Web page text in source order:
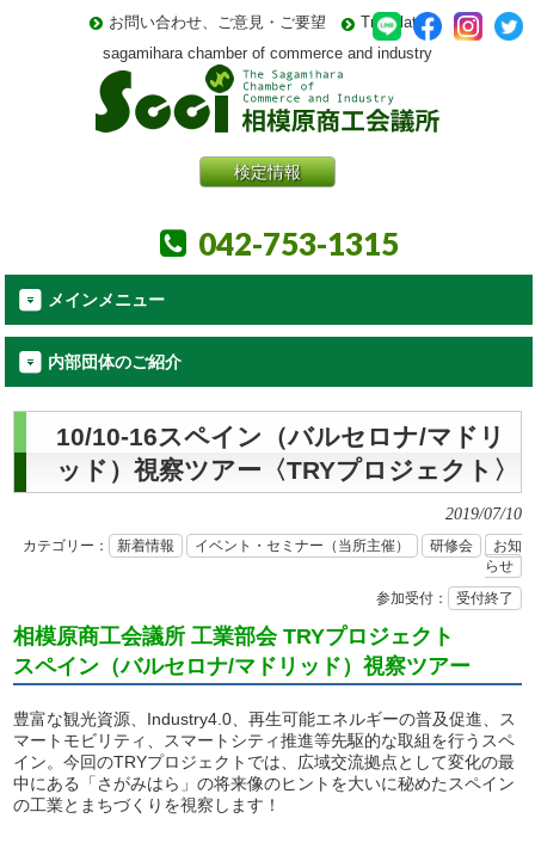
sagamihara chamber of commerce and industry
お問い合わせ、ご意見・ご要望 Translate
検定情報
042-753-1315
メインメニュー
内部団体のご紹介
10/10-16スペイン（バルセロナ/マドリ
ッド）視察ツアー〈TRYプロジェクト〉
2019/07/10
カテゴリー： 新着情報 イベント・セミナー（当所主催） 研修会
お知
らせ
参加受付：
受付終了
相模原商工会議所 工業部会 TRYプロジェクト
スペイン（バルセロナ/マドリッド）視察ツアー
豊富な観光資源、Industry4.0、再生可能エネルギーの普及促進、ス
マートモビリティ、スマートシティ推進等先駆的な取組を行うスペ
イン。今回のTRYプロジェクトでは、広域交流拠点として変化の最
中にある「さがみはら」の将来像のヒントを大いに秘めたスペイン
の工業とまちづくりを視察します！